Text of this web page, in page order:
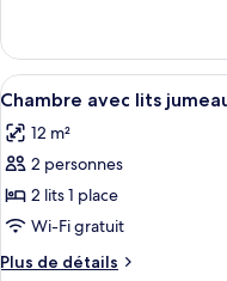
Chambre
Double
le
type
de
Chambre
Double
Afficher
toutes
les
photos
pour
ce
type
6
Chambre avec lits
12 m²
2 personnes
2 lits 1 place
Wi-Fi gratuit
Plus de détails
Plus